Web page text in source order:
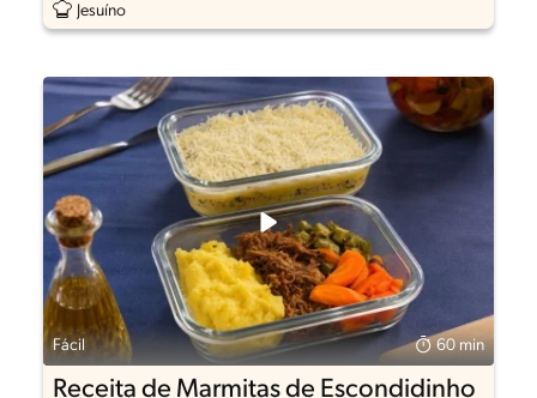
Jesuíno
Fácil 60 min
Receita de Marmitas de Escondidinho